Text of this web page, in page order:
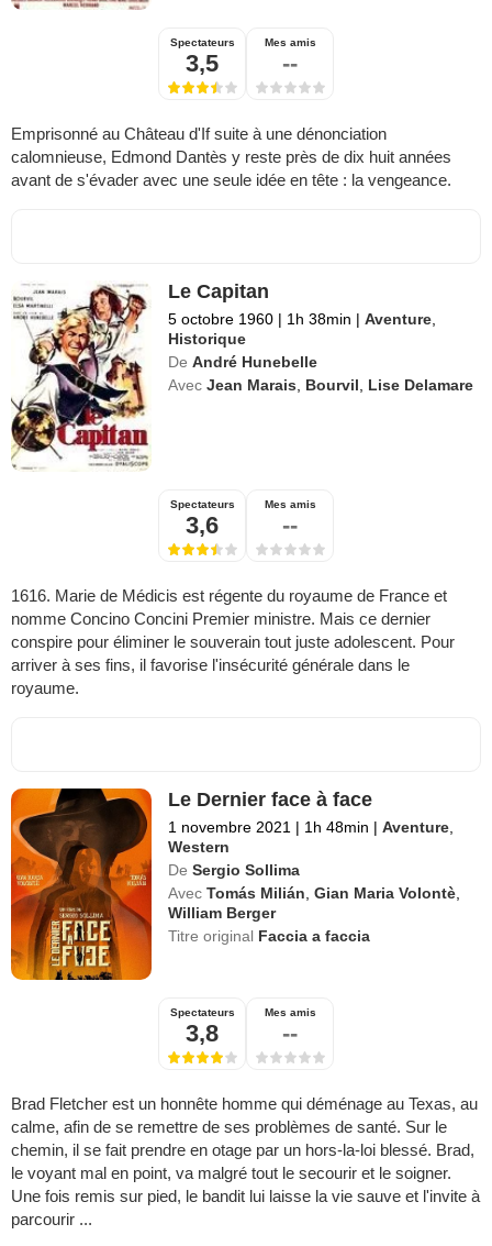
Spectateurs
3,5
Mes amis
--
Emprisonné au Château d'If suite à une dénonciation
calomnieuse, Edmond Dantès y reste près de dix huit années
avant de s'évader avec une seule idée en tête : la vengeance.
Le Capitan
5 octobre 1960 | 1h 38min | Aventure
Historique
De André Hunebelle
Avec Jean Marais Bourvil Lise Delamare
Spectateurs
3,6
Mes amis
--
1616. Marie de Médicis est régente du royaume de France et
nomme Concino Concini Premier ministre. Mais ce dernier
conspire pour éliminer le souverain tout juste adolescent. Pour
arriver à ses fins, il favorise l'insécurité générale dans le
royaume.
Le Dernier face à face
1 novembre 2021 | 1h 48min | Aventure
Western
De Sergio Sollima
Avec Tomás Milián ,Gian Maria Volontè
William Berger
Titre original Faccia a faccia
Spectateurs
3,8
Mes amis
--
Brad Fletcher est un honnête homme qui déménage au Texas, au
calme, afin de se remettre de ses problèmes de santé. Sur le
chemin, il se fait prendre en otage par un hors-la-loi blessé. Brad,
le voyant mal en point, va malgré tout le secourir et le soigner.
Une fois remis sur pied, le bandit lui laisse la vie sauve et l'invite à
parcourir ...